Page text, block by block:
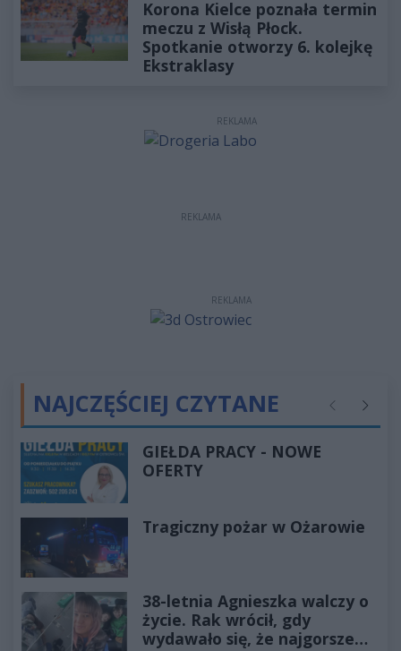
Korona Kielce poznała termin
meczu z Wisłą Płock.
Spotkanie otworzy 6. kolejkę
Ekstraklasy
REKLAMA
REKLAMA
REKLAMA
NAJCZĘŚCIEJ CZYTANE Poprzednie
GIEŁDA PRACY - NOWE
OFERTY
Tragiczny pożar w Ożarowie
38-letnia Agnieszka walczy o
życie. Rak wrócił, gdy
wydawało się, że najgorsze